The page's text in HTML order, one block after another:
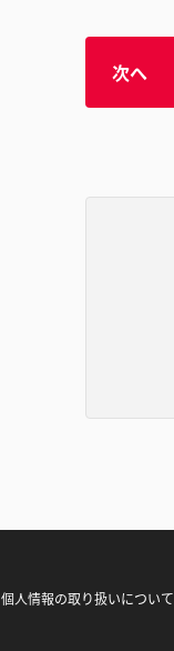
次へ
個人情報の取り扱いについて